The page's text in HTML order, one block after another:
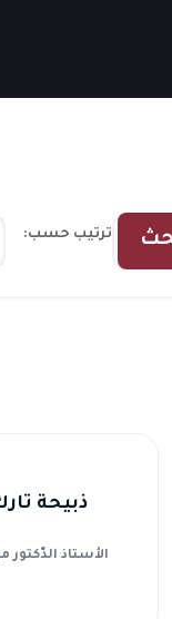
ترتيب حسب:
ذبيحة
الأستاذ